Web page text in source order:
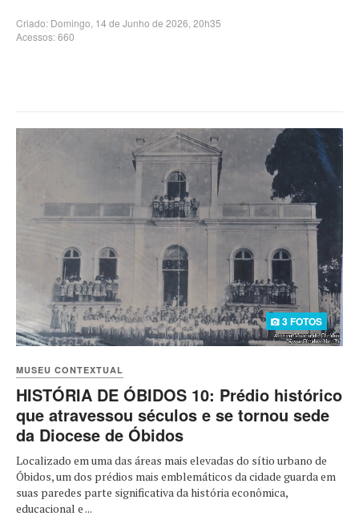
Criado: Domingo, 14 de Junho de 2026, 20h35
Acessos: 660
3 FOTOS
MUSEU CONTEXTUAL
HISTÓRIA DE ÓBIDOS 10: Prédio histórico
que atravessou séculos e se tornou sede
da Diocese de Óbidos
Localizado em uma das áreas mais elevadas do sítio urbano de
Óbidos, um dos prédios mais emblemáticos da cidade guarda em
suas paredes parte significativa da história econômica,
educacional e ...